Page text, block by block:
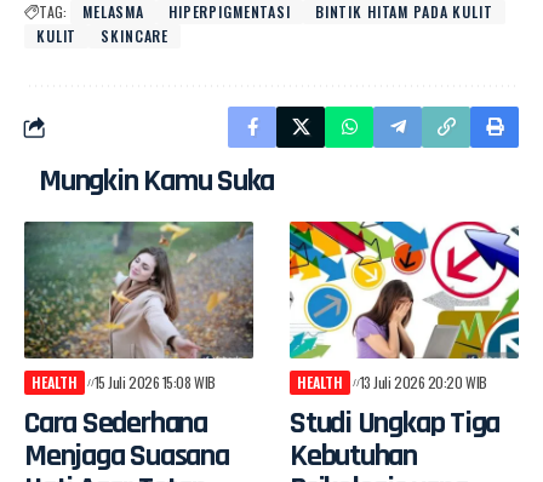
TAG: MELASMA HIPERPIGMENTASI
BINTIK HITAM PADA KULIT
KULIT
SKINCARE
Mungkin Kamu Suka
HEALTH 15 Juli 2026 15:08 WIB
Cara Sederhana
Menjaga Suasana
HEALTH 13 Juli 2026 20:20 WIB
Studi Ungkap Tiga
Kebutuhan